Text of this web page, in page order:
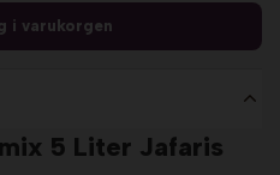
i varukorgen
5 Liter Jafaris